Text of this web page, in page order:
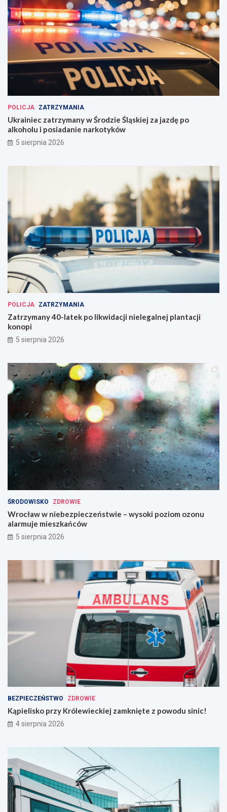
POLICJA ZATRZYMANIA
Ukrainiec zatrzymany w Środzie Śląskiej za jazdę po
alkoholu i posiadanie narkotyków
5 sierpnia 2026
POLICJA ZATRZYMANIA
Zatrzymany 40-latek po likwidacji nielegalnej plantacji
konopi
5 sierpnia 2026
ŚRODOWISKO ZDROWIE
Wrocław w niebezpieczeństwie – wysoki poziom ozonu
alarmuje mieszkańców
5 sierpnia 2026
BEZPIECZEŃSTWO ZDROWIE
Kąpielisko przy Królewieckiej zamknięte z powodu sinic!
4 sierpnia 2026